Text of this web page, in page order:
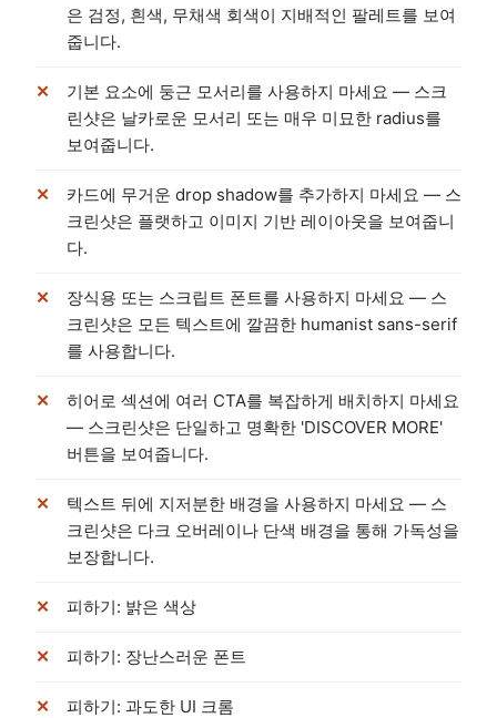
은 검정, 흰색, 무채색 회색이 지배적인 팔레트를 보여
줍니다.
기본 요소에 둥근 모서리를 사용하지 마세요 — 스크
린샷은 날카로운 모서리 또는 매우 미묘한 radius를
보여줍니다.
카드에 무거운 drop shadow를 추가하지 마세요 — 스
크린샷은 플랫하고 이미지 기반 레이아웃을 보여줍니
다.
장식용 또는 스크립트 폰트를 사용하지 마세요 — 스
크린샷은 모든 텍스트에 깔끔한 humanist sans-serif
를 사용합니다.
히어로 섹션에 여러 CTA를 복잡하게 배치하지 마세요
— 스크린샷은 단일하고 명확한 'DISCOVER MORE'
버튼을 보여줍니다.
텍스트 뒤에 지저분한 배경을 사용하지 마세요 — 스
크린샷은 다크 오버레이나 단색 배경을 통해 가독성을
보장합니다.
피하기: 밝은 색상
피하기: 장난스러운 폰트
피하기: 과도한 UI 크롬